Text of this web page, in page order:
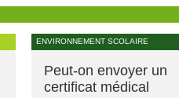
ENVIRONNEMENT SCOLAIRE
Peut-on envoyer un
certificat médical